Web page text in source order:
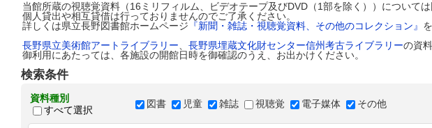
当館所蔵の視聴覚資料（16ミリフィルム、ビデオテープ及びDVD（1部を除く））については
個人貸出や相互貸借は行っておりませんのでご了承ください。
詳しくは県立長野図書館ホームページ 『新聞・雑誌・視聴覚資料、その他のコレクション』
長野県立美術館アートライブラリー
長野県埋蔵文化財センター信州考古ライブラリーの資
御利用にあたっては、各施設の開館日時を御確認のうえ、お出かけください。
検索条件
資料種別
すべて選択
図書 児童 雑誌 視聴覚 電子媒体 その他